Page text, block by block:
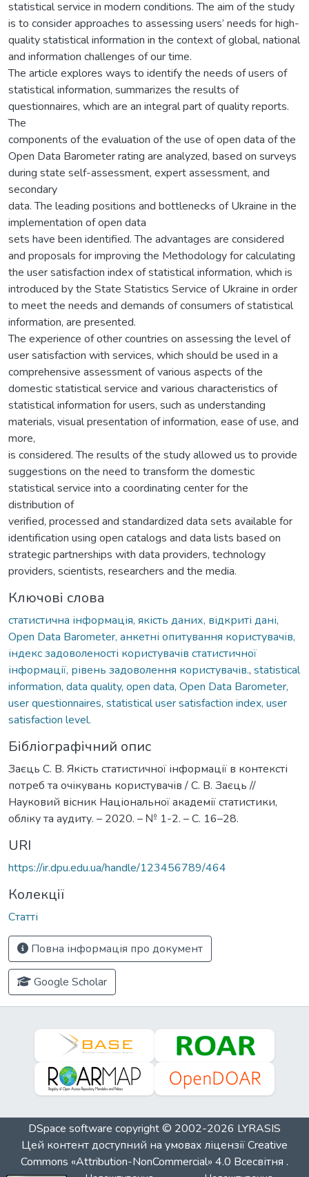
statistical service in modern conditions. The aim of the study
is to consider approaches to assessing users’ needs for high-
quality statistical information in the context of global, national
and information challenges of our time.
The article explores ways to identify the needs of users of
statistical information, summarizes the results of
questionnaires, which are an integral part of quality reports.
The
components of the evaluation of the use of open data of the
Open Data Barometer rating are analyzed, based on surveys
during state self-assessment, expert assessment, and
secondary
data. The leading positions and bottlenecks of Ukraine in the
implementation of open data
sets have been identified. The advantages are considered
and proposals for improving the Methodology for calculating
the user satisfaction index of statistical information, which is
introduced by the State Statistics Service of Ukraine in order
to meet the needs and demands of consumers of statistical
information, are presented.
The experience of other countries on assessing the level of
user satisfaction with services, which should be used in a
comprehensive assessment of various aspects of the
domestic statistical service and various characteristics of
statistical information for users, such as understanding
materials, visual presentation of information, ease of use, and
more,
is considered. The results of the study allowed us to provide
suggestions on the need to transform the domestic
statistical service into a coordinating center for the
distribution of
verified, processed and standardized data sets available for
identification using open catalogs and data lists based on
strategic partnerships with data providers, technology
providers, scientists, researchers and the media.
Ключові слова
статистична інформація, якість даних, відкриті дані,
Open Data Barometer, анкетні опитування користувачів,
індекс задоволеності користувачів статистичної
інформації, рівень задоволення користувачів., statistical
information, data quality, open data, Open Data Barometer,
user questionnaires, statistical user satisfaction index, user
satisfaction level.
Бібліографічний опис
Заєць С. В. Якість статистичної інформації в контексті
потреб та очікувань користувачів / С. В. Заєць //
Науковий вісник Національної академії статистики,
обліку та аудиту. – 2020. – № 1-2. – С. 16–28.
URI
https://ir.dpu.edu.ua/handle/123456789/464
Колекції
Статті
Повна інформація про документ
Google Scholar
DSpace software copyright © 2002-2026 LYRASIS
Цей контент доступний на умовах ліцензіїCreative
Commons «Attribution-NonCommercial» 4.0 Всесвітня .